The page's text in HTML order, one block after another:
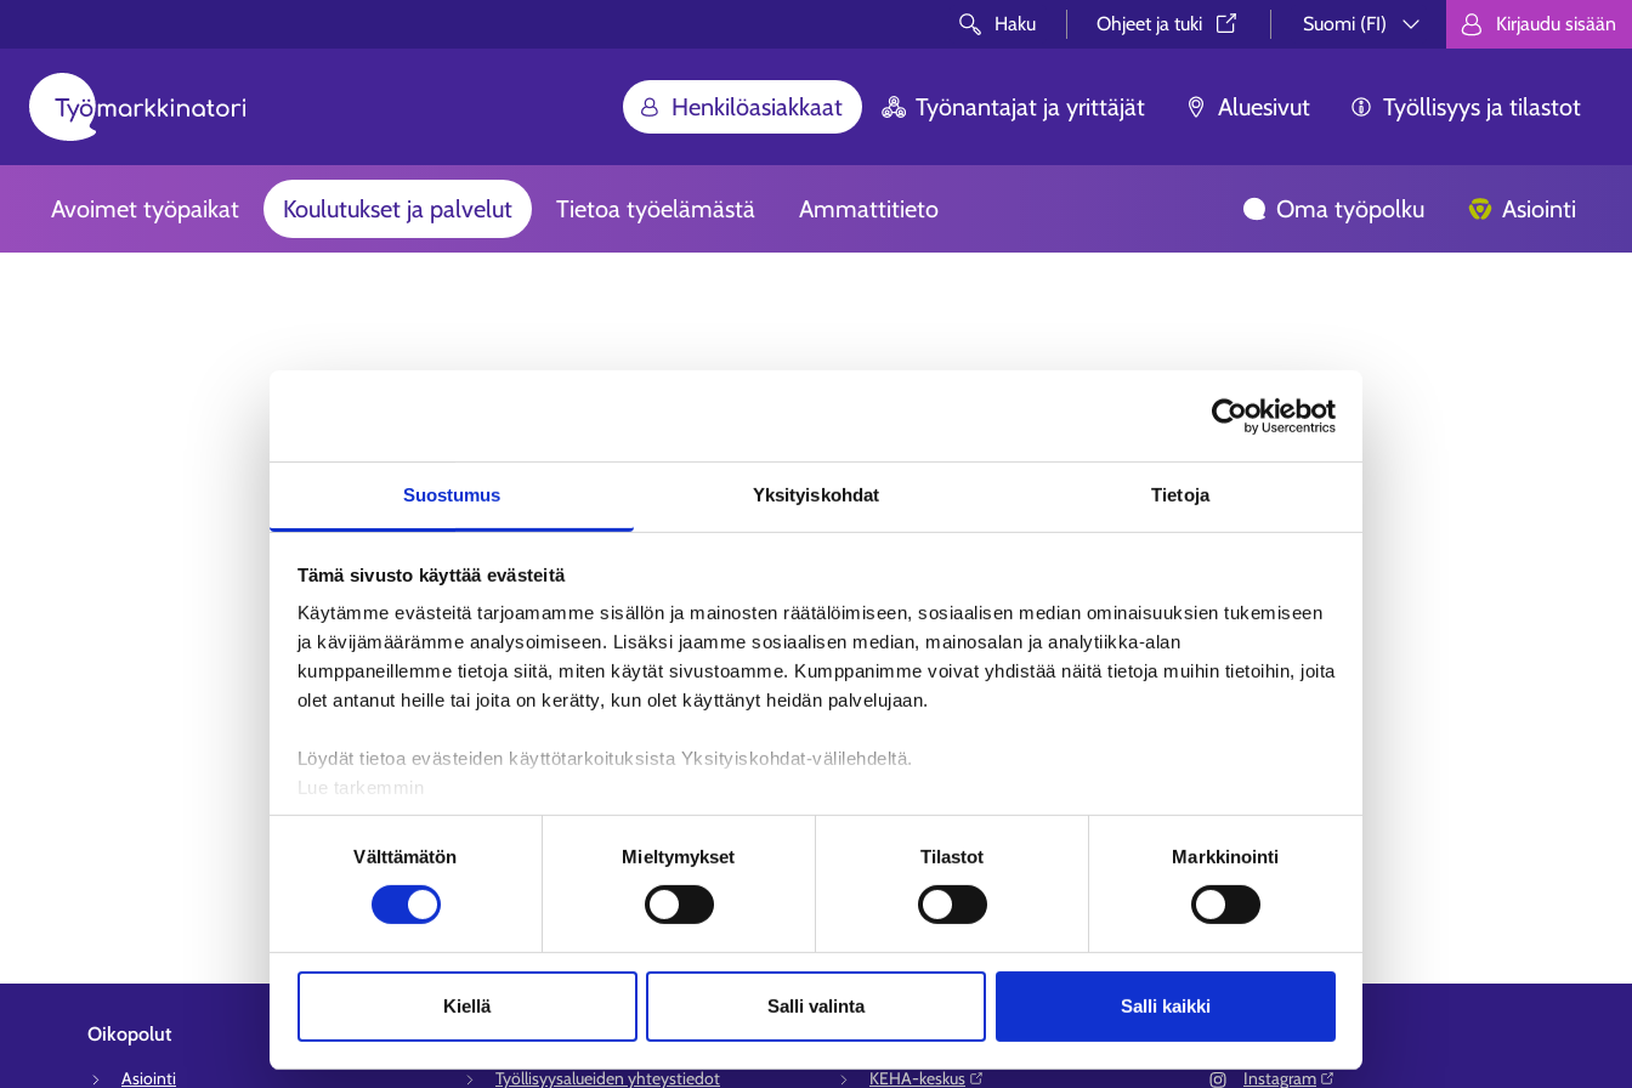
Suostumus Yksityiskohdat Tietoja
Tämä sivusto käyttää evästeitä
Käytämme evästeitä tarjoamamme sisällön ja mainosten räätälöimiseen, sosiaalisen median ominaisuuksien tukemiseen
ja kävijämäärämme analysoimiseen. Lisäksi jaamme sosiaalisen median, mainosalan ja analytiikka-alan
kumppaneillemme tietoja siitä, miten käytät sivustoamme. Kumppanimme voivat yhdistää näitä tietoja muihin tietoihin, joita
olet antanut heille tai joita on kerätty, kun olet käyttänyt heidän palvelujaan.
Löydät tietoa evästeiden käyttötarkoituksista Yksityiskohdat-välilehdeltä.
Lue tarkemmin
Evästeet
Tietosuoja ja henkilötietojen käsittely
Välttämätön Mieltymykset Tilastot Markkinointi
Kiellä Salli valinta Salli kaikki
Haku Ohjeet ja tuki⁠
Suomi (FI)
Valitse kieli. Välj språk. Choose
Kirjaudu sisään
Henkilöasiakkaat Työnantajat ja yrittäjät Aluesivut Työllisyys ja tilastot
Avoimet työpaikat Koulutukset ja palvelut Tietoa työelämästä Ammattitieto Oma työpolku Asiointi
Voi ei! Etsimääsi sivua ei löytynyt.
Olemme pahoillamme. Sivua, johon yritit päästä, ei syystä tai toisesta
Toivottavasti löydät etsimäsi Avoimet työvoimakoulutukset -sivulta
Oikopolut
Asiointi
Asiakaspalvelu
Työllisyysalueiden yhteystiedot
Muualla verkossa
KEHA-keskus⁠ Instagram⁠